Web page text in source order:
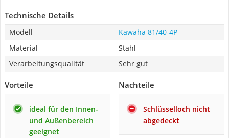
Technische Details
Modell
Kawaha ‎81/40-4P
Material
Stahl
Verarbeitungsqualität
Sehr gut
Vorteile
ideal für den Innen-
und Außenbereich
geeignet
Nachteile
Schlüsselloch nicht
abgedeckt